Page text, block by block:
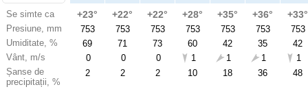
Se simte ca
Presiune, mm
Umiditate, %
Vânt, m/s
Șanse de
precipitații, %
+23°
753
69
0
2
+22°
753
71
0
2
+22°
753
73
0
2
+28°
753
60
1
10
+35°
753
42
1
18
+36°
753
35
1
36
+33°
753
42
1
48